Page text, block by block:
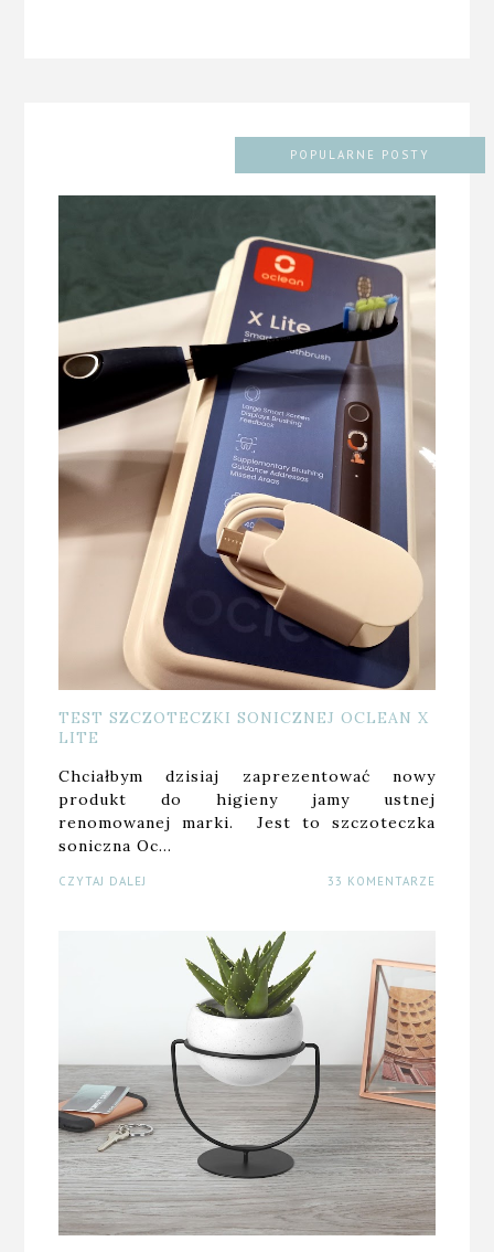
POPULARNE POSTY
TEST SZCZOTECZKI SONICZNEJ OCLEAN X
LITE
Chciałbym dzisiaj zaprezentować nowy
produkt do higieny jamy ustnej
renomowanej marki. Jest to szczoteczka
soniczna Oc…
CZYTAJ DALEJ 33 KOMENTARZE